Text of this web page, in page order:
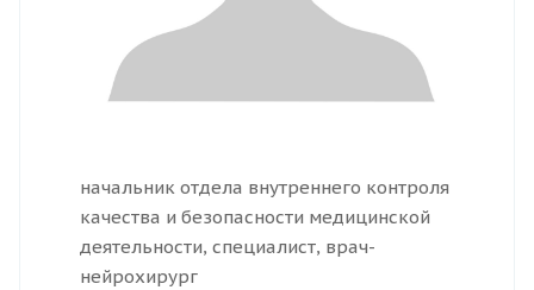
начальник отдела внутреннего контроля
качества и безопасности медицинской
деятельности, специалист, врач-
нейрохирург